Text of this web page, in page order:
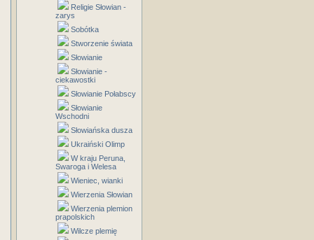
Religie Słowian -
zarys
Sobótka
Stworzenie świata
Słowianie
Słowianie -
ciekawostki
Słowianie Połabscy
Słowianie
Wschodni
Słowiańska dusza
Ukraiński Olimp
W kraju Peruna,
Swaroga i Welesa
Wieniec, wianki
Wierzenia Słowian
Wierzenia plemion
prapolskich
Wilcze plemię